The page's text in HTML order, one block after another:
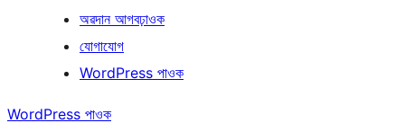
অৱদান আগবঢ়াওক
যোগাযোগ
WordPress পাওক
WordPress পাওক